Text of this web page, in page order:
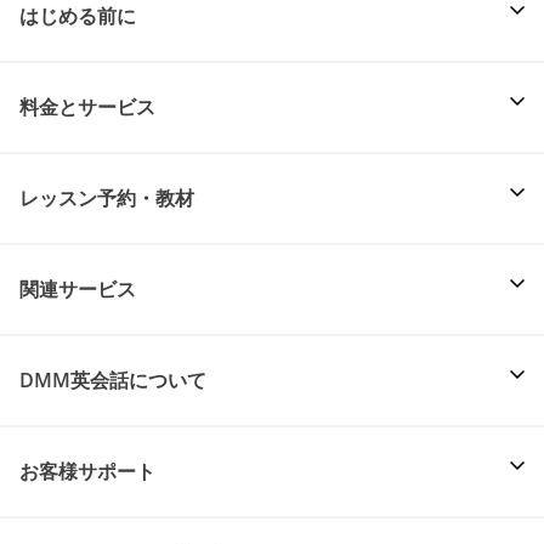
はじめる前に
料金とサービス
レッスン予約・教材
関連サービス
DMM英会話について
お客様サポート